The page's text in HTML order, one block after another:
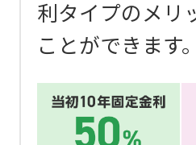
利タイプのメリ
ことができます。